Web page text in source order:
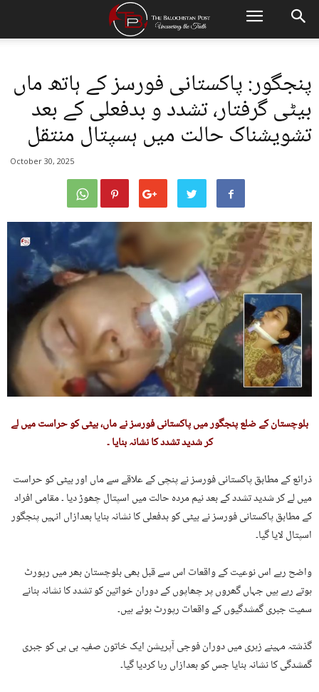
پنجگور: پاکستانی فورسز کے ہاتھ ماں
بیٹی گرفتار، تشدد و بدفعلی کے بعد
تشویشناک حالت میں ہسپتال منتقل
October 30, 2025
بلوچستان کے ضلع پنجگور میں پاکستانی فورسز نے ماں، بیٹی کو حراست میں لے
کر شدید تشدد کا نشانہ بنایا ۔
ذرائع کے مطابق پاکستانی فورسز نے پنچی کے علاقے سے ماں اور بیٹی کو حراست
میں لے کر شدید تشدد کے بعد نیم مردہ حالت میں اسپتال چھوڑ دیا ۔ مقامی افراد
کے مطابق پاکستانی فورسز نے بیٹی کو بدفعلی کا نشانہ بنایا بعدازاں انہیں پنجگور
اسپتال لایا گیا۔
واضح رہے اس نوعیت کے واقعات اس سے قبل بھی بلوچستان بھر میں رپورٹ
ہوتے رہے ہیں جہاں گھروں پر چھاپوں کے دوران خواتین کو تشدد کا نشانہ بنانے
سمیت جبری گمشدگیوں کے واقعات رپورٹ ہوئے ہیں۔
گذشتہ مہینے زہری میں دوران فوجی آپریشن ایک خاتون صفیہ بی بی کو جبری
گمشدگی کا نشانہ بنایا جس کو بعدازاں رہا کردیا گیا۔